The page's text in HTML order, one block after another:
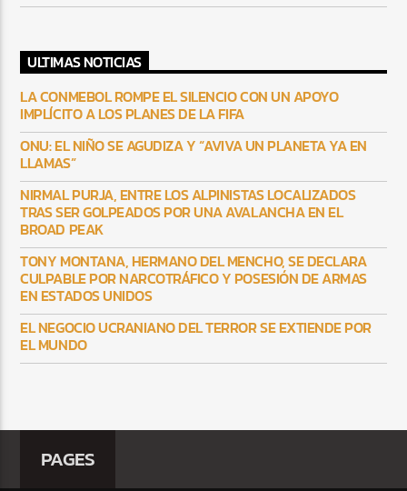
ULTIMAS NOTICIAS
LA CONMEBOL ROMPE EL SILENCIO CON UN APOYO
IMPLÍCITO A LOS PLANES DE LA FIFA
ONU: EL NIÑO SE AGUDIZA Y “AVIVA UN PLANETA YA EN
LLAMAS”
NIRMAL PURJA, ENTRE LOS ALPINISTAS LOCALIZADOS
TRAS SER GOLPEADOS POR UNA AVALANCHA EN EL
BROAD PEAK
TONY MONTANA, HERMANO DEL MENCHO, SE DECLARA
CULPABLE POR NARCOTRÁFICO Y POSESIÓN DE ARMAS
EN ESTADOS UNIDOS
EL NEGOCIO UCRANIANO DEL TERROR SE EXTIENDE POR
EL MUNDO
PAGES